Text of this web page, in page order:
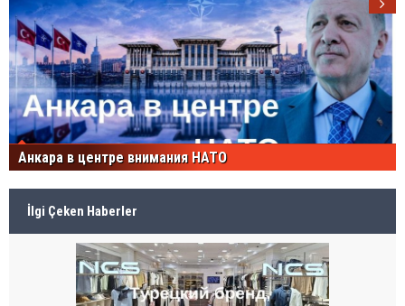
Анкара в центре внимания НАТО
İlgi Çeken Haberler